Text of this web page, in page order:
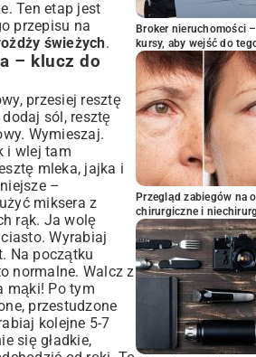
Ten etap jest
przepisu na
świeżych.
– klucz do
przesiej resztę
sól, resztę
Wymieszaj.
i wlej tam
mleka, jajka i
–
miksera z
rąk. Ja wolę
Wyrabiaj
Na początku
normalne. Walcz z
mąki! Po tym
przestudzone
kolejne 5-7
się gładkie,
Broker nieruchomości
kursy, aby wejść do
Przegląd zabiegów na
chirurgiczne i